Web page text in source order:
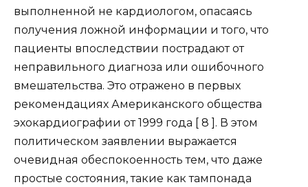
выполненной не кардиологом, опасаясь
получения ложной информации и того, что
пациенты впоследствии пострадают от
неправильного диагноза или ошибочного
вмешательства. Это отражено в первых
рекомендациях Американского общества
эхокардиографии от 1999 года [ 8 ]. В этом
политическом заявлении выражается
очевидная обеспокоенность тем, что даже
простые состояния, такие как тампонада